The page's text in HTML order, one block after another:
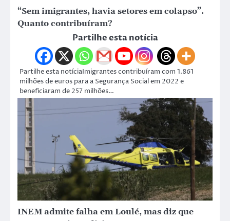
“Sem imigrantes, havia setores em colapso”.
Quanto contribuíram?
Partilhe esta notícia
Partilhe esta notíciaImigrantes contribuíram com 1.861
milhões de euros para a Segurança Social em 2022 e
beneficiaram de 257 milhões…
INEM admite falha em Loulé, mas diz que